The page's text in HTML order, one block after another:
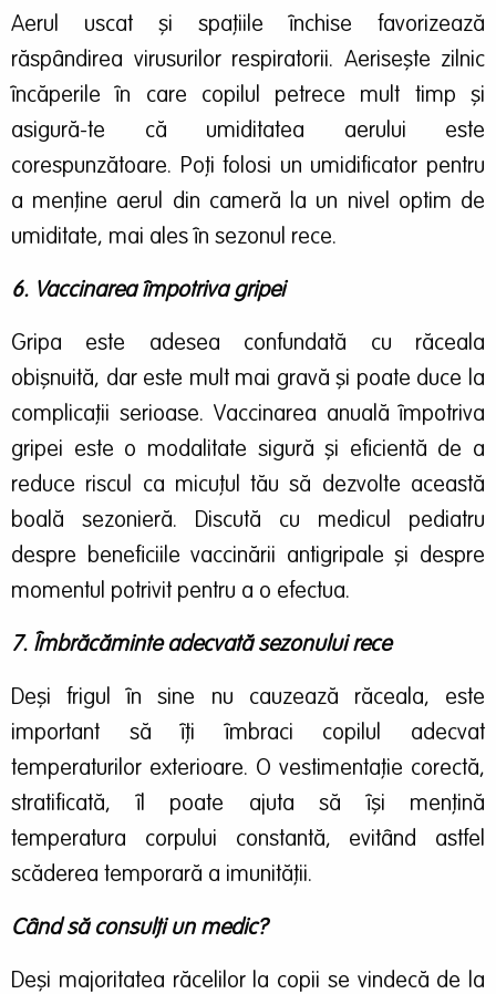
Aerul uscat și spațiile închise favorizează
răspândirea virusurilor respiratorii. Aerisește zilnic
încăperile în care copilul petrece mult timp și
asigură-te că umiditatea aerului este
corespunzătoare. Poți folosi un umidificator pentru
a menține aerul din cameră la un nivel optim de
umiditate, mai ales în sezonul rece.
6. Vaccinarea împotriva gripei
Gripa este adesea confundată cu răceala
obișnuită, dar este mult mai gravă și poate duce la
complicații serioase. Vaccinarea anuală împotriva
gripei este o modalitate sigură și eficientă de a
reduce riscul ca micuțul tău să dezvolte această
boală sezonieră. Discută cu medicul pediatru
despre beneficiile vaccinării antigripale și despre
momentul potrivit pentru a o efectua.
7. Îmbrăcăminte adecvată sezonului rece
Deși frigul în sine nu cauzează răceala, este
important să îți îmbraci copilul adecvat
temperaturilor exterioare. O vestimentație corectă,
stratificată, îl poate ajuta să își mențină
temperatura corpului constantă, evitând astfel
scăderea temporară a imunității.
Când să consulți un medic?
Deși majoritatea răcelilor la copii se vindecă de la